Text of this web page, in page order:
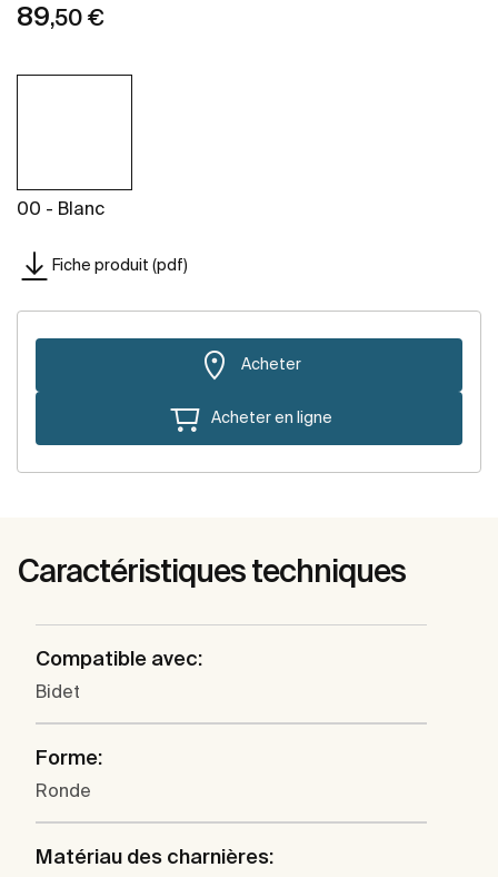
89,50 €
00 - Blanc
Fiche produit (pdf)
Acheter
Acheter en ligne
Caractéristiques techniques
Compatible avec:
Bidet
Forme:
Ronde
Matériau des charnières: